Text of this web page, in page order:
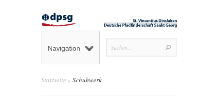
Navigation
Startseite » Schuhwerk